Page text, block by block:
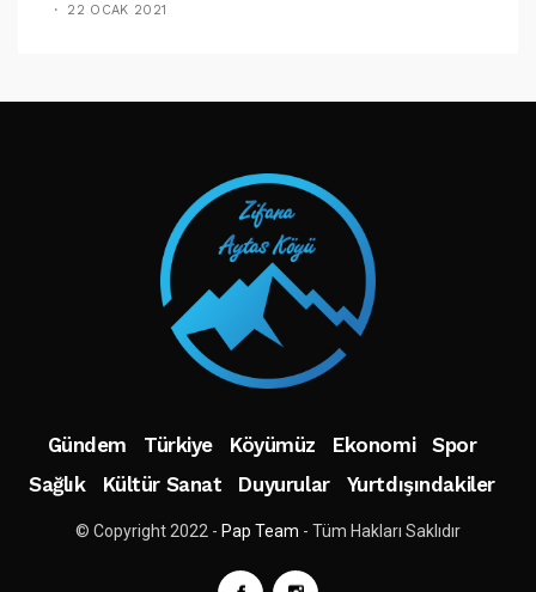
22 OCAK 2021
TAKIP ET
Gündem Türkiye Köyümüz Ekonomi
Spor
Sağlık
Kültür Sanat Duyurular Yurtdışındakiler
© Copyright 2022 - Pap Team - Tüm Hakları Saklıdır